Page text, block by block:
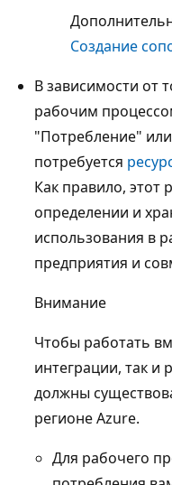
Создание
В зависимости от
рабочим
"Потребление"
потребуется
Как правило, этот
определении и
использования в
предприятия и
Внимание
Чтобы работать
интеграции, так и
должны
регионе Azure.
Для рабочего